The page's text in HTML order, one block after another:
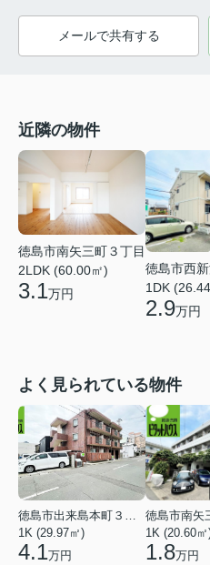
メールで共有する
近隣の物件
徳島市南矢三町３丁目
2LDK (60.00㎡)
3.1万円
徳島市西
1DK
2.9万円
よく見られている物件
1K (29.97㎡)
4.1万円
徳島市南矢
1K (20.60㎡
1.8万円